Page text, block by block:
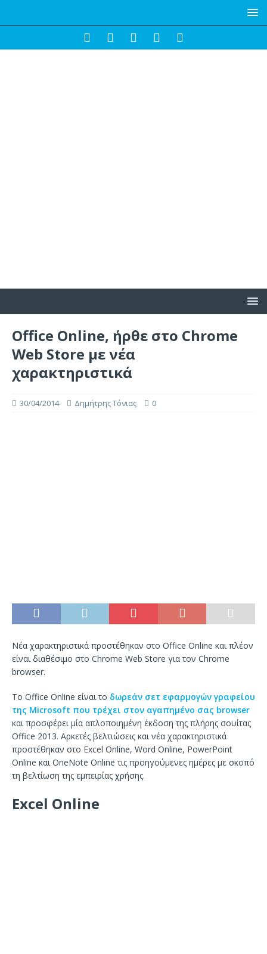
Office Online, ήρθε στο Chrome
Web Store με νέα
χαρακτηριστικά
30/04/2014 Δημήτρης Τόνιας 0
Νέα χαρακτηριστικά προστέθηκαν στο Office Online και πλέον
είναι διαθέσιμο στο Chrome Web Store για τον Chrome
browser.
Το Office Online είναι το δωρεάν σετ εφαρμογών γραφείου
της Microsoft που τρέχει στον αγαπημένο σας browser
και προσφέρει μία απλοποιημένη έκδοση της πλήρης σουίτας
Office 2013. Αρκετές βελτιώσεις και νέα χαρακτηριστικά
προστέθηκαν στο Excel Online, Word Online, PowerPoint
Online και OneNote Online τις προηγούμενες ημέρες με σκοπό
τη βελτίωση της εμπειρίας χρήσης.
Excel Online